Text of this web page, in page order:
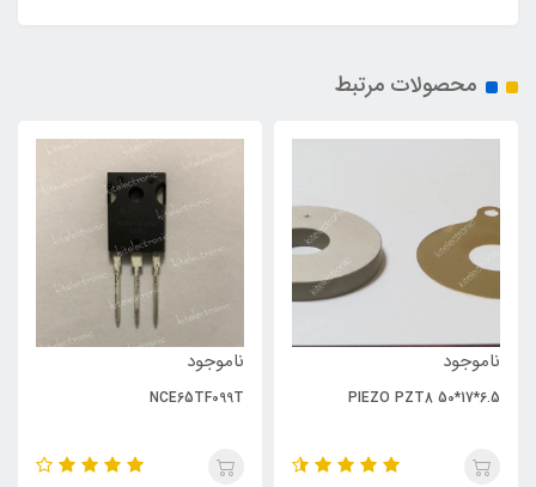
محصولات مرتبط
ناموجود
PIEZO PZT8 50*17*6.5
ناموجود
NCE65TF099T